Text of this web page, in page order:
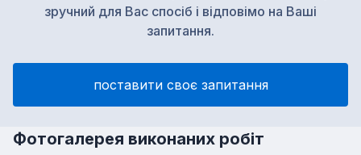
зручний для Вас спосіб і відповімо на Ваші
запитання.
поставити своє запитання
Фотогалерея виконаних робіт